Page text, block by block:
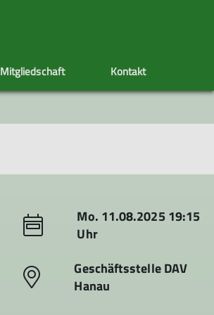
Artikel schreiben
Ehrenamt
Klettersteig
Mitgliedschaft
Satzung
Kontakt
Mo. 11.08.2025 19:15
Uhr
Geschäftsstelle DAV
Hanau